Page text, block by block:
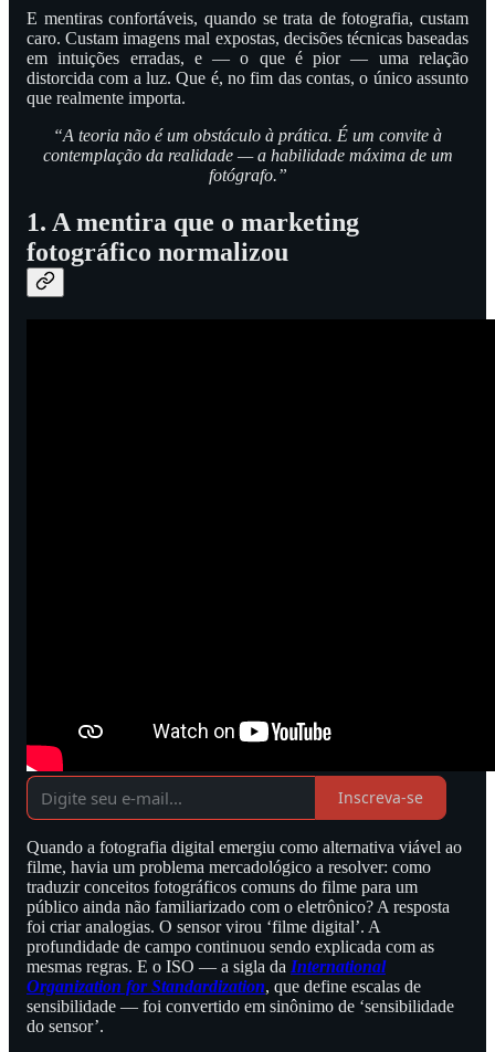
E mentiras confortáveis, quando se trata de fotografia, custam
caro. Custam imagens mal expostas, decisões técnicas baseadas
em intuições erradas, e — o que é pior — uma relação
distorcida com a luz. Que é, no fim das contas, o único assunto
que realmente importa.
“A teoria não é um obstáculo à prática. É um convite à
contemplação da realidade — a habilidade máxima de um
fotógrafo.”
1. A mentira que o marketing
fotográfico normalizou
Inscreva-se
Quando a fotografia digital emergiu como alternativa viável ao
filme, havia um problema mercadológico a resolver: como
traduzir conceitos fotográficos comuns do filme para um
público ainda não familiarizado com o eletrônico? A resposta
foi criar analogias. O sensor virou ‘filme digital’. A
profundidade de campo continuou sendo explicada com as
mesmas regras. E o ISO — a sigla da International
Organization for Standardization, que define escalas de
sensibilidade — foi convertido em sinônimo de ‘sensibilidade
do sensor’.